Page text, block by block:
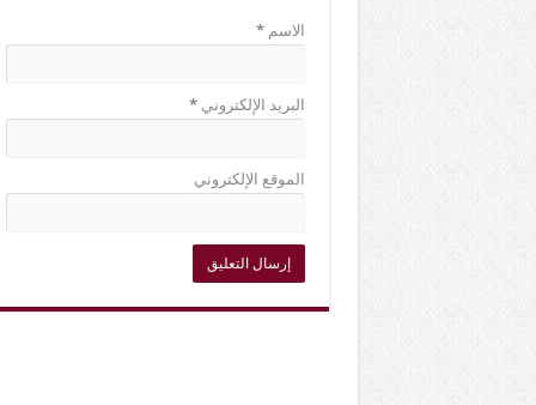
الاسم*
البريد الإلكتروني*
الموقع الإلكتروني